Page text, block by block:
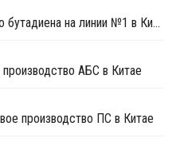
ZPC возобновила производство бутадиена на линии №1 в Китае
АБС в Китае
производство ПС в Китае